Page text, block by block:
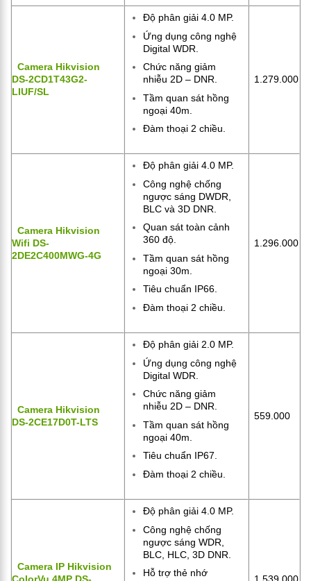
Camera Hikvision
DS-2CD1T43G2-
LIUF/SL
Độ phân giải 4.0 MP.
Ứng dụng công nghệ
Digital WDR.
Chức năng giảm
nhiễu 2D – DNR.
Tầm quan sát hồng
ngoại 40m.
Đàm thoại 2 chiều.
1.279.000
Camera Hikvision
Wifi DS-
2DE2C400MWG-4G
Độ phân giải 4.0 MP.
Công nghệ chống
ngược sáng DWDR,
BLC và 3D DNR.
Quan sát toàn cảnh
360 độ.
Tầm quan sát hồng
ngoại 30m.
Tiêu chuẩn IP66.
Đàm thoại 2 chiều.
1.296.000
Camera Hikvision
DS-2CE17D0T-LTS
Độ phân giải 2.0 MP.
Ứng dụng công nghệ
Digital WDR.
Chức năng giảm
nhiễu 2D – DNR.
Tầm quan sát hồng
ngoại 40m.
Tiêu chuẩn IP67.
Đàm thoại 2 chiều.
559.000
Camera IP Hikvision
Độ phân giải 4.0 MP.
Công nghệ chống
ngược sáng WDR,
BLC, HLC, 3D DNR.
Hỗ trợ thẻ nhớ